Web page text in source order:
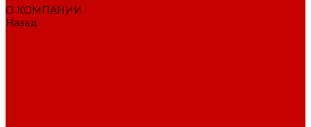
О КОМПАНИИ
Назад